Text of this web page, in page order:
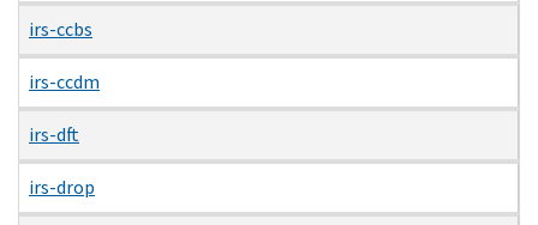
irs-ccbs
irs-ccdm
irs-dft
irs-drop